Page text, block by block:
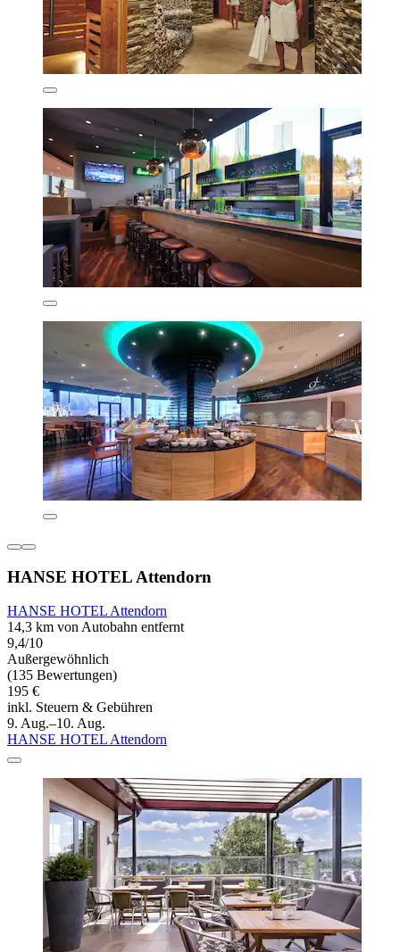
HANSE HOTEL Attendorn
HANSE HOTEL Attendorn
14,3 km von Autobahn entfernt
9,4/10
Außergewöhnlich
(135 Bewertungen)
195 €
inkl. Steuern & Gebühren
9. Aug.–10. Aug.
HANSE HOTEL Attendorn